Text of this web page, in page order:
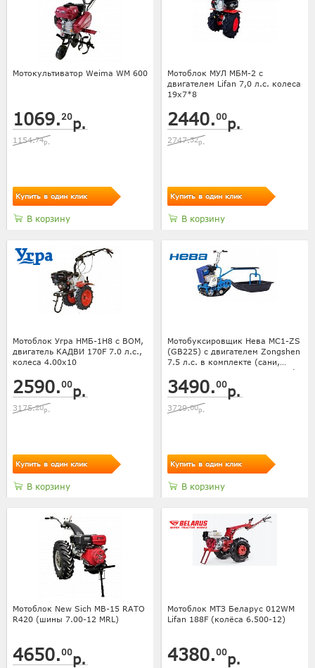
Мотокультиватор Weima WM 600
1069. 20р.
1154.74р.
Купить в один клик
В корзину
Мотоблок МУЛ МБМ-2 с
двигателем Lifan 7,0 л.с. колеса
19х7*8
2440.00р.
2747.52р.
Купить в один клик
В корзину
Мотоблок Угра НМБ-1Н8 с ВОМ,
двигатель КАДВИ 170F 7.0 л.с.,
колеса 4.00х10
2590.00р.
3175.20р.
Купить в один клик
В корзину
Мотобуксировщик Нева МС1-ZS
(GB225) с двигателем Zongshen
7.5 л.с. в комплекте (сани,
сиденье, чехол для двигателя)
3490.00р.
3729.00р.
Купить в один клик
В корзину
Мотоблок New Sich MB-15 RATO
R420 (шины 7.00-12 MRL)
4650.00р.
Мотоблок МТЗ Беларус 012WM
Lifan 188F (колёса 6.500-12)
4380.00р.